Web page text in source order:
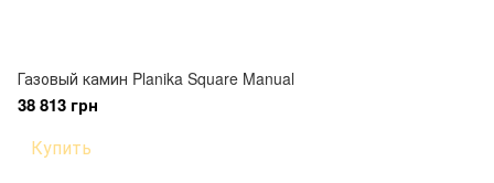
Газовый камин Planika Square Manual
38 813 грн
Купить